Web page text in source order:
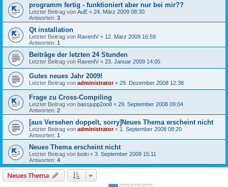
programm fertig - funktioniert aber nur bei mir??
Letzter Beitrag von AuE « 24. März 2009 08:30
Antworten: 3
Qt installation
Letzter Beitrag von RavenIV « 12. März 2009 16:59
Antworten: 1
Beiträge der letzten 24 Stunden
Letzter Beitrag von RavenIV « 23. Januar 2009 14:05
Gutes neues Jahr 2009!
Letzter Beitrag von administrator« 29. Dezember 2008 12:38
Frage zu Cross-Compiling
Letzter Beitrag von bassjupp2oo8 « 29. September 2008 09:04
Antworten: 2
[aus Versehen doppelt, sorry]Neues Thema erscheint nicht
Letzter Beitrag von administrator« 1. September 2008 08:20
Antworten: 1
Neues Thema erscheint nicht
Letzter Beitrag von looki « 3. September 2008 15:11
Antworten: 4
Neues Thema